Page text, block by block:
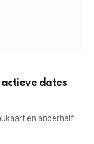
dates
en anderhalf